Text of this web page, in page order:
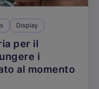
Display
per il
i
al momento